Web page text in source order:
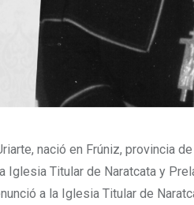
nació en Frúniz, provincia
Iglesia Titular de Naratcata y
a la Iglesia Titular de